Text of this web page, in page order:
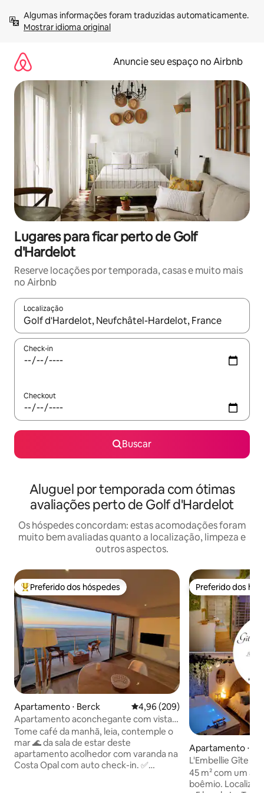
para
Mostrar idioma original
Anuncie seu espaço no Airbnb
Lugares para ficar perto de Golf
d'Hardelot
Reserve locações por temporada, casas e muito mais
no Airbnb
Localização
Quando os resultados estiverem disponíveis, explore-os
Check-in
Checkout
Buscar
Aluguel por temporada com ótimas
avaliações perto de Golf d'Hardelot
Os hóspedes concordam: estas acomodações foram
muito bem avaliadas quanto a localização, limpeza e
outros aspectos.
Entre os melhores preferidos dos hóspedes
Preferido dos hóspedes
Apartamento ⋅ Berck 4,96 de uma avaliação média de
4,96 (209)
Apartamento aconchegante com vista
para o mar, varanda e garagem
Tome café da manhã, leia, contemple o
mar 🌊 da sala de estar deste
apartamento acolhedor com varanda na
Costa Opal com auto check-in. ✅
Preferido dos
Preferido dos
Apartamento ⋅
L'Embellie Gîte &
45 m² com um
boêmio. Localizada em Etaples-sur-mer,